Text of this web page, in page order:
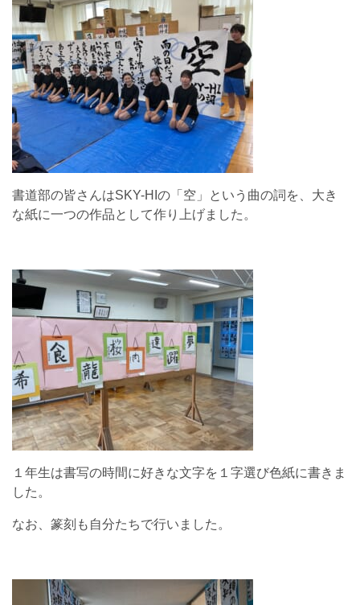
書道部の皆さんはSKY-HIの「空」という曲の詞を、大き
な紙に一つの作品として作り上げました。
１年生は書写の時間に好きな文字を１字選び色紙に書きま
した。
なお、篆刻も自分たちで行いました。